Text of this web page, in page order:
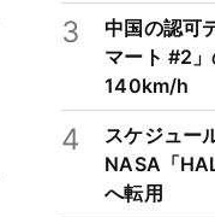
3
中国の認可
マート #2
140km/h
4
スケジュー
NASA「
へ転用